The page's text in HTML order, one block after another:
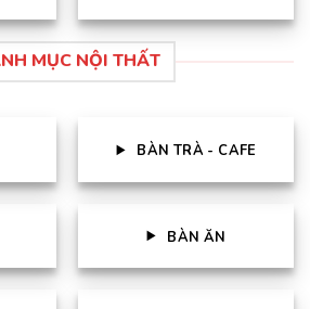
MỤC NỘI THẤT
BÀN TRÀ - CAFE
BÀN ĂN